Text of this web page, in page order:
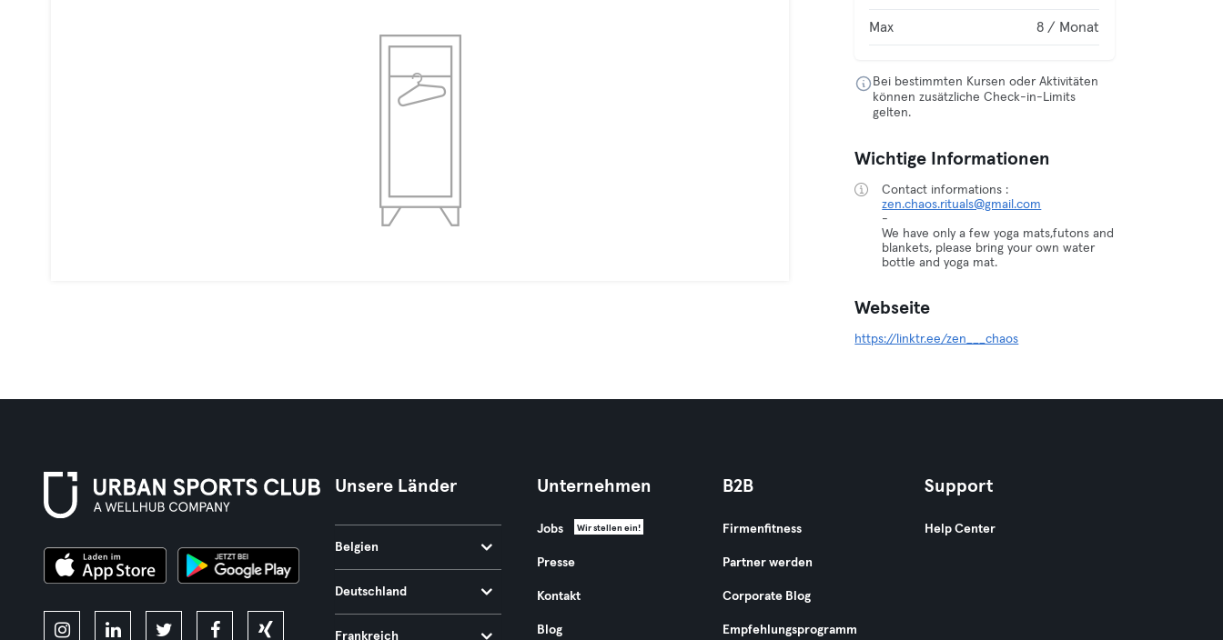
Max 8 / Monat
Bei bestimmten Kursen oder Aktivitäten
können zusätzliche Check-in-Limits
gelten.
Wichtige Informationen
Contact informations :
zen.chaos.rituals@gmail.com
-
We have only a few yoga mats,futons and
blankets, please bring your own water
bottle and yoga mat.
Webseite
https://linktr.ee/zen___chaos
Unsere Länder
Belgien
Deutschland
Frankreich
Unternehmen
Jobs Wir stellen ein!
Presse
Kontakt
Blog
B2B
Firmenfitness
Partner werden
Corporate Blog
Empfehlungsprogramm
Support
Help Center